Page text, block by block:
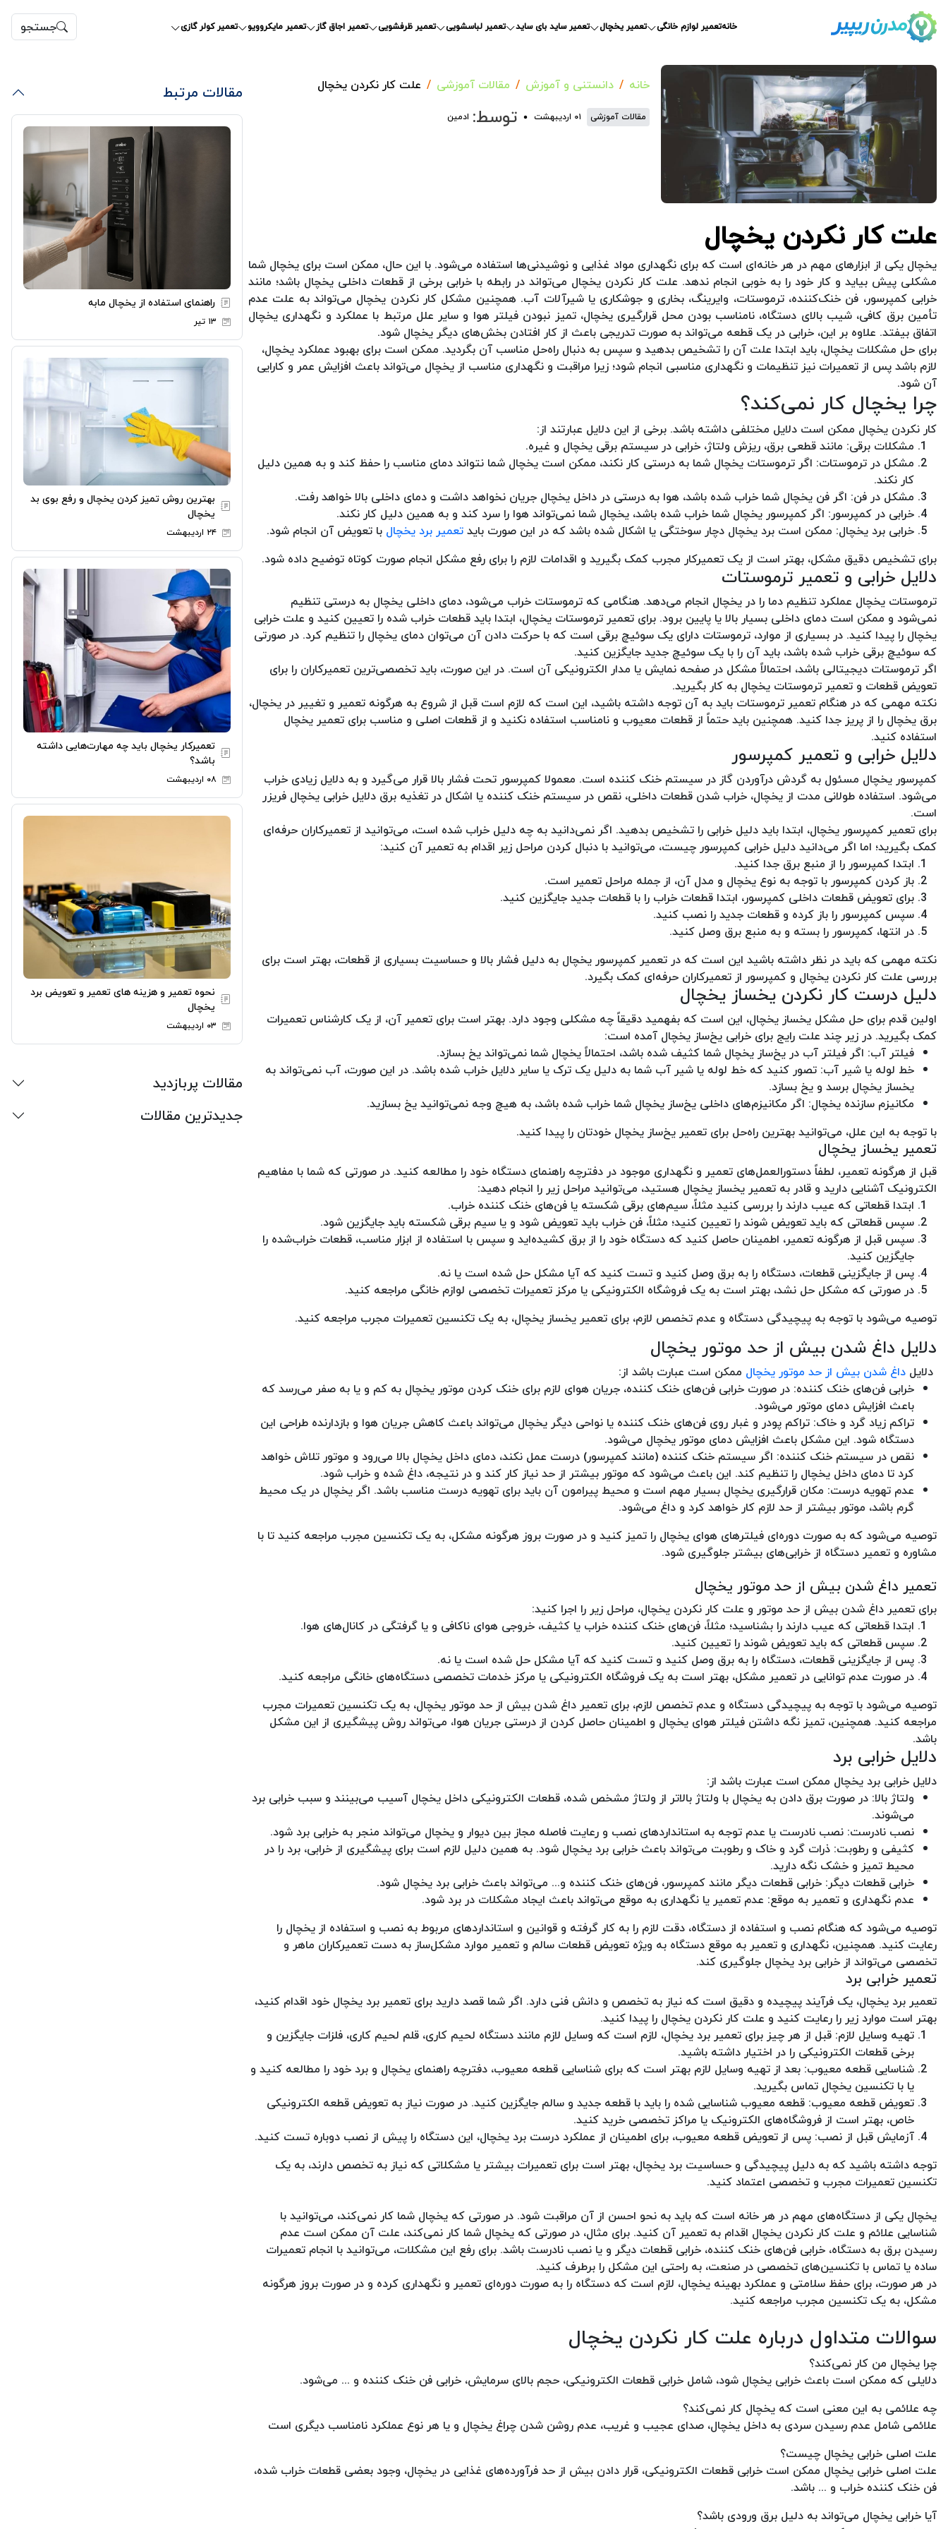
خانهتعمیر لوازم خانگی تعمیر یخچال تعمیر ساید بای ساید تعمیر لباسشویی تعمیر ظرفشویی تعمیر اجاق گاز تعمیر مایکروویو تعمیر کولر گازی جستجو
خانه دانستنی و آموزش مقالات آموزشی علت کار نکردن یخچال
مقالات آموزشی ۰۱ اردیبهشت توسط: ادمین
علت کار نکردن یخچال
یخچال یکی از ابزارهای مهم در هر خانه‌ای است که برای نگهداری مواد غذایی و نوشیدنی‌ها استفاده می‌شود. با این حال، ممکن است برای یخچال شما
مشکلی پیش بیاید و کار خود را به خوبی انجام ندهد. علت کار نکردن یخچال می‌تواند در رابطه با خرابی برخی از قطعات داخلی یخچال باشد؛ مانند
خرابی کمپرسور، فن خنک‌کننده، ترموستات، وایرینگ، بخاری و جوشکاری یا شیرآلات آب. همچنین مشکل کار نکردن یخچال می‌تواند به علت عدم
تأمین برق کافی، شیب بالای دستگاه، نامناسب بودن محل قرارگیری یخچال، تمیز نبودن فیلتر هوا و سایر علل مرتبط با عملکرد و نگهداری یخچال
اتفاق بیفتد. علاوه بر این، خرابی در یک قطعه می‌تواند به صورت تدریجی باعث از کار افتادن بخش‌های دیگر یخچال شود.
برای حل مشکلات یخچال، باید ابتدا علت آن را تشخیص بدهید و سپس به دنبال راه‌حل مناسب آن بگردید. ممکن است برای بهبود عملکرد یخچال،
لازم باشد پس از تعمیرات نیز تنظیمات و نگهداری مناسبی انجام شود؛ زیرا مراقبت و نگهداری مناسب از یخچال می‌تواند باعث افزایش عمر و کارایی
آن شود.
چرا یخچال کار نمی‌کند؟
کار نکردن یخچال ممکن است دلایل مختلفی داشته باشد. برخی از این دلایل عبارتند از:
مشکلات برقی: مانند قطعی برق، ریزش ولتاژ، خرابی در سیستم برقی یخچال و غیره.
مشکل در ترموستات: اگر ترموستات یخچال شما به درستی کار نکند، ممکن است یخچال شما نتواند دمای مناسب را حفظ کند و به همین دلیل
کار نکند.
مشکل در فن: اگر فن یخچال شما خراب شده باشد، هوا به درستی در داخل یخچال جریان نخواهد داشت و دمای داخلی بالا خواهد رفت.
خرابی در کمپرسور: اگر کمپرسور یخچال شما خراب شده باشد، یخچال شما نمی‌تواند هوا را سرد کند و به همین دلیل کار نکند.
خرابی برد یخچال: ممکن است برد یخچال دچار سوختگی یا اشکال شده باشد که در این صورت بایدتعمیر برد یخچال با تعویض آن انجام شود.
برای تشخیص دقیق مشکل، بهتر است از یک تعمیرکار مجرب کمک بگیرید و اقدامات لازم را برای رفع مشکل انجام صورت کوتاه توضیح داده شود.
دلایل خرابی و تعمیر ترموستات
ترموستات یخچال عملکرد تنظیم دما را در یخچال انجام می‌دهد. هنگامی که ترموستات خراب می‌شود، دمای داخلی یخچال به درستی تنظیم
نمی‌شود و ممکن است دمای داخلی بسیار بالا یا پایین برود. برای تعمیر ترموستات یخچال، ابتدا باید قطعات خراب شده را تعیین کنید و علت خرابی
یخچال را پیدا کنید. در بسیاری از موارد، ترموستات دارای یک سوئیچ برقی است که با حرکت دادن آن می‌توان دمای یخچال را تنظیم کرد. در صورتی
که سوئیچ برقی خراب شده باشد، باید آن را با یک سوئیچ جدید جایگزین کنید.
اگر ترموستات دیجیتالی باشد، احتمالاً مشکل در صفحه نمایش یا مدار الکترونیکی آن است. در این صورت، باید تخصصی‌ترین تعمیرکاران را برای
تعویض قطعات و تعمیر ترموستات یخچال به کار بگیرید.
نکته مهمی که در هنگام تعمیر ترموستات باید به آن توجه داشته باشید، این است که لازم است قبل از شروع به هرگونه تعمیر و تغییر در یخچال،
برق یخچال را از پریز جدا کنید. همچنین باید حتماً از قطعات معیوب و نامناسب استفاده نکنید و از قطعات اصلی و مناسب برای تعمیر یخچال
استفاده کنید.
دلایل خرابی و تعمیر کمپرسور
کمپرسور یخچال مسئول به گردش درآوردن گاز در سیستم خنک کننده است. معمولا کمپرسور تحت فشار بالا قرار می‌گیرد و به دلایل زیادی خراب
می‌شود. استفاده طولانی مدت از یخچال، خراب شدن قطعات داخلی، نقص در سیستم خنک کننده یا اشکال در تغذیه برق دلایل خرابی یخچال فریزر
است.
برای تعمیر کمپرسور یخچال، ابتدا باید دلیل خرابی را تشخیص بدهید. اگر نمی‌دانید به چه دلیل خراب شده است، می‌توانید از تعمیرکاران حرفه‌ای
کمک بگیرید؛ اما اگر می‌دانید دلیل خرابی کمپرسور چیست، می‌توانید با دنبال کردن مراحل زیر اقدام به تعمیر آن کنید:
ابتدا کمپرسور را از منبع برق جدا کنید.
باز کردن کمپرسور با توجه به نوع یخچال و مدل آن، از جمله مراحل تعمیر است.
برای تعویض قطعات داخلی کمپرسور، ابتدا قطعات خراب را با قطعات جدید جایگزین کنید.
سپس کمپرسور را باز کرده و قطعات جدید را نصب کنید.
در انتها، کمپرسور را بسته و به منبع برق وصل کنید.
نکته مهمی که باید در نظر داشته باشید این است که در تعمیر کمپرسور یخچال به دلیل فشار بالا و حساسیت بسیاری از قطعات، بهتر است برای
بررسی علت کار نکردن یخچال و کمپرسور از تعمیرکاران حرفه‌ای کمک بگیرد.
دلیل درست کار نکردن یخساز یخچال
اولین قدم برای حل مشکل یخساز یخچال، این است که بفهمید دقیقاً چه مشکلی وجود دارد. بهتر است برای تعمیر آن، از یک کارشناس تعمیرات
کمک بگیرید. در زیر چند علت رایج برای خرابی یخ‌ساز یخچال آمده است:
فیلتر آب: اگر فیلتر آب در یخ‌ساز یخچال شما کثیف شده باشد، احتمالاً یخچال شما نمی‌تواند یخ بسازد.
خط لوله یا شیر آب: تصور کنید که خط لوله یا شیر آب شما به دلیل یک ترک یا سایر دلایل خراب شده باشد. در این صورت، آب نمی‌تواند به
یخساز یخچال برسد و یخ بسازد.
مکانیزم سازنده یخچال: اگر مکانیزم‌های داخلی یخ‌ساز یخچال شما خراب شده باشد، به هیچ وجه نمی‌توانید یخ بسازید.
با توجه به این علل، می‌توانید بهترین راه‌حل برای تعمیر یخ‌ساز یخچال خودتان را پیدا کنید.
تعمیر یخساز یخچال
قبل از هرگونه تعمیر، لطفاً دستورالعمل‌های تعمیر و نگهداری موجود در دفترچه راهنمای دستگاه خود را مطالعه کنید. در صورتی که شما با مفاهیم
الکترونیک آشنایی دارید و قادر به تعمیر یخساز یخچال هستید، می‌توانید مراحل زیر را انجام دهید:
ابتدا قطعاتی که عیب دارند را بررسی کنید مثلاً، سیم‌های برقی شکسته یا فن‌های خنک کننده خراب.
سپس قطعاتی که باید تعویض شوند را تعیین کنید؛ مثلاً، فن خراب باید تعویض شود و یا سیم برقی شکسته باید جایگزین شود.
سپس قبل از هرگونه تعمیر، اطمینان حاصل کنید که دستگاه خود را از برق کشیده‌اید و سپس با استفاده از ابزار مناسب، قطعات خراب‌شده را
جایگزین کنید.
پس از جایگزینی قطعات، دستگاه را به برق وصل کنید و تست کنید که آیا مشکل حل شده است یا نه.
در صورتی که مشکل حل نشد، بهتر است به یک فروشگاه الکترونیکی یا مرکز تعمیرات تخصصی لوازم خانگی مراجعه کنید.
توصیه می‌شود با توجه به پیچیدگی دستگاه و عدم تخصص لازم، برای تعمیر یخساز یخچال، به یک تکنسین تعمیرات مجرب مراجعه کنید.
دلایل داغ شدن بیش از حد موتور یخچال
دلایل داغ شدن بیش از حد موتور یخچال ممکن است عبارت باشد از:
خرابی فن‌های خنک کننده: در صورت خرابی فن‌های خنک کننده، جریان هوای لازم برای خنک کردن موتور یخچال به کم و یا به صفر می‌رسد که
باعث افزایش دمای موتور می‌شود.
تراکم زیاد گرد و خاک: تراکم پودر و غبار روی فن‌های خنک کننده یا نواحی دیگر یخچال می‌تواند باعث کاهش جریان هوا و بازدارنده طراحی این
دستگاه شود. این مشکل باعث افزایش دمای موتور یخچال می‌شود.
نقص در سیستم خنک کننده: اگر سیستم خنک کننده (مانند کمپرسور) درست عمل نکند، دمای داخل یخچال بالا می‌رود و موتور تلاش خواهد
کرد تا دمای داخل یخچال را تنظیم کند. این باعث می‌شود که موتور بیشتر از حد نیاز کار کند و در نتیجه، داغ شده و خراب شود.
عدم تهویه درست: مکان قرارگیری یخچال بسیار مهم است و محیط پیرامون آن باید برای تهویه درست مناسب باشد. اگر یخچال در یک محیط
گرم باشد، موتور بیشتر از حد لازم کار خواهد کرد و داغ می‌شود.
توصیه می‌شود که به صورت دوره‌ای فیلترهای هوای یخچال را تمیز کنید و در صورت بروز هرگونه مشکل، به یک تکنسین مجرب مراجعه کنید تا با
مشاوره و تعمیر دستگاه از خرابی‌های بیشتر جلوگیری شود.
تعمیر داغ شدن بیش از حد موتور یخچال
برای تعمیر داغ شدن بیش از حد موتور و علت کار نکردن یخچال، مراحل زیر را اجرا کنید:
ابتدا قطعاتی که عیب دارند را بشناسید؛ مثلاً، فن‌های خنک کننده خراب یا کثیف، خروجی هوای ناکافی و یا گرفتگی در کانال‌های هوا.
سپس قطعاتی که باید تعویض شوند را تعیین کنید.
پس از جایگزینی قطعات، دستگاه را به برق وصل کنید و تست کنید که آیا مشکل حل شده است یا نه.
در صورت عدم توانایی در تعمیر مشکل، بهتر است به یک فروشگاه الکترونیکی یا مرکز خدمات تخصصی دستگاه‌های خانگی مراجعه کنید.
توصیه می‌شود با توجه به پیچیدگی دستگاه و عدم تخصص لازم، برای تعمیر داغ شدن بیش از حد موتور یخچال، به یک تکنسین تعمیرات مجرب
مراجعه کنید. همچنین، تمیز نگه داشتن فیلتر هوای یخچال و اطمینان حاصل کردن از درستی جریان هوا، می‌تواند روش پیشگیری از این مشکل
باشد.
دلایل خرابی برد
دلایل خرابی برد یخچال ممکن است عبارت باشد از:
ولتاژ بالا: در صورت برق دادن به یخچال با ولتاژ بالاتر از ولتاژ مشخص شده، قطعات الکترونیکی داخل یخچال آسیب می‌بینند و سبب خرابی برد
می‌شوند.
نصب نادرست: نصب نادرست یا عدم توجه به استانداردهای نصب و رعایت فاصله مجاز بین دیوار و یخچال می‌تواند منجر به خرابی برد شود.
کثیفی و رطوبت: ذرات گرد و خاک و رطوبت می‌تواند باعث خرابی برد یخچال شود. به همین دلیل لازم است برای پیشگیری از خرابی، برد را در
محیط تمیز و خشک نگه دارید.
خرابی قطعات دیگر: خرابی قطعات دیگر مانند کمپرسور، فن‌های خنک کننده و... می‌تواند باعث خرابی برد یخچال شود.
عدم نگهداری و تعمیر به موقع: عدم تعمیر یا نگهداری به موقع می‌تواند باعث ایجاد مشکلات در برد شود.
توصیه می‌شود که هنگام نصب و استفاده از دستگاه، دقت لازم را به کار گرفته و قوانین و استانداردهای مربوط به نصب و استفاده از یخچال را
رعایت کنید. همچنین، نگهداری و تعمیر به موقع دستگاه به ویژه تعویض قطعات سالم و تعمیر موارد مشکل‌ساز به دست تعمیرکاران ماهر و
تخصصی می‌تواند از خرابی برد یخچال جلوگیری کند.
تعمیر خرابی برد
تعمیر برد یخچال، یک فرآیند پیچیده و دقیق است که نیاز به تخصص و دانش فنی دارد. اگر شما قصد دارید برای تعمیر برد یخچال خود اقدام کنید،
بهتر است موارد زیر را رعایت کنید و علت کار نکردن یخچال را پیدا کنید.
تهیه وسایل لازم: قبل از هر چیز برای تعمیر برد یخچال، لازم است که وسایل لازم مانند دستگاه لحیم کاری، قلم لحیم کاری، فلزات جایگزین و
برخی قطعات الکترونیکی را در اختیار داشته باشید.
شناسایی قطعه معیوب: بعد از تهیه وسایل لازم بهتر است که برای شناسایی قطعه معیوب، دفترچه راهنمای یخچال و برد خود را مطالعه کنید و
یا با تکنسین یخچال تماس بگیرید.
تعویض قطعه معیوب: قطعه معیوب شناسایی شده را باید با قطعه جدید و سالم جایگزین کنید. در صورت نیاز به تعویض قطعه الکترونیکی
خاص، بهتر است از فروشگاه‌های الکترونیک یا مراکز تخصصی خرید کنید.
آزمایش قبل از نصب: پس از تعویض قطعه معیوب، برای اطمینان از عملکرد درست برد یخچال، این دستگاه را پیش از نصب دوباره تست کنید.
توجه داشته باشید که به دلیل پیچیدگی و حساسیت برد یخچال، بهتر است برای تعمیرات بیشتر یا مشکلاتی که نیاز به تخصص دارند، به یک
تکنسین تعمیرات مجرب و تخصصی اعتماد کنید.
یخچال یکی از دستگاه‌های مهم در هر خانه است که باید به نحو احسن از آن مراقبت شود. در صورتی که یخچال شما کار نمی‌کند، می‌توانید با
شناسایی علائم و علت کار نکردن یخچال اقدام به تعمیر آن کنید. برای مثال، در صورتی که یخچال شما کار نمی‌کند، علت آن ممکن است عدم
رسیدن برق به دستگاه، خرابی فن‌های خنک کننده، خرابی قطعات دیگر و یا نصب نادرست باشد. برای رفع این مشکلات، می‌توانید با انجام تعمیرات
ساده یا تماس با تکنسین‌های تخصصی در صنعت، به راحتی این مشکل را برطرف کنید.
در هر صورت، برای حفظ سلامتی و عملکرد بهینه یخچال، لازم است که دستگاه را به صورت دوره‌ای تعمیر و نگهداری کرده و در صورت بروز هرگونه
مشکل، به یک تکنسین مجرب مراجعه کنید.
سوالات متداول درباره علت کار نکردن یخچال
چرا یخچال من کار نمی‌کند؟
دلایلی که ممکن است باعث خرابی یخچال شود، شامل خرابی قطعات الکترونیکی، حجم بالای سرمایش، خرابی فن خنک کننده و ... می‌شود.
چه علائمی به این معنی است که یخچال کار نمی‌کند؟
علائمی شامل عدم رسیدن سردی به داخل یخچال، صدای عجیب و غریب، عدم روشن شدن چراغ یخچال و یا هر نوع عملکرد نامناسب دیگری است
علت اصلی خرابی یخچال چیست؟
علت اصلی خرابی یخچال ممکن است خرابی قطعات الکترونیکی، قرار دادن بیش از حد فرآورده‌های غذایی در یخچال، وجود بعضی قطعات خراب شده،
فن خنک کننده خراب و ... باشد.
آیا خرابی یخچال می‌تواند به دلیل برق ورودی باشد؟
مقالات مرتبط
راهنمای استفاده از یخچال مابه
۱۳ تیر
بهترین روش تمیز کردن یخچال و رفع بوی بد
یخچال
۲۴ اردیبهشت
تعمیرکار یخچال باید چه مهارت‌هایی داشته
باشد؟
۰۸ اردیبهشت
نحوه تعمیر و هزینه های تعمیر و تعویض برد
یخچال
۰۳ اردیبهشت
مقالات پربازدید
جدیدترین مقالات